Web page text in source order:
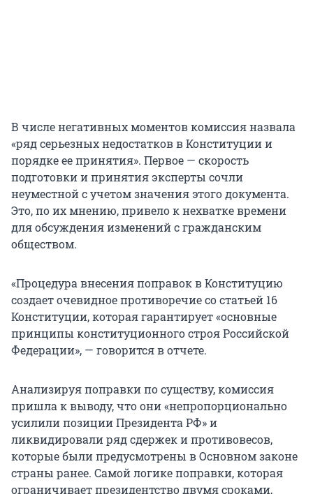
В числе негативных моментов комиссия назвала
«ряд серьезных недостатков в Конституции и
порядке ее принятия». Первое — скорость
подготовки и принятия эксперты сочли
неуместной с учетом значения этого документа.
Это, по их мнению, привело к нехватке времени
для обсуждения изменений с гражданским
обществом.
«Процедура внесения поправок в Конституцию
создает очевидное противоречие со статьей 16
Конституции, которая гарантирует «основные
принципы конституционного строя Российской
Федерации», — говорится в отчете.
Анализируя поправки по существу, комиссия
пришла к выводу, что они «непропорционально
усилили позиции Президента РФ» и
ликвидировали ряд сдержек и противовесов,
которые были предусмотрены в Основном законе
страны ранее. Самой логике поправки, которая
ограничивает президентство двумя сроками,